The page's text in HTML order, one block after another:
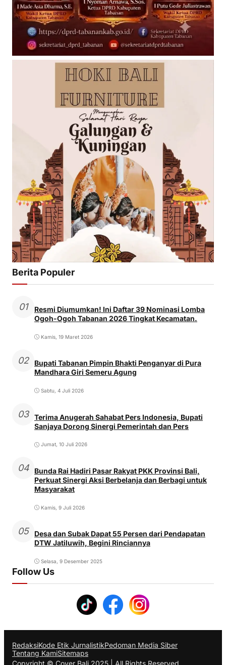
Berita Populer
01
Resmi Diumumkan! Ini Daftar 39 Nominasi Lomba
Ogoh-Ogoh Tabanan 2026 Tingkat Kecamatan.
Kamis, 19 Maret 2026
02
Bupati Tabanan Pimpin Bhakti Penganyar di Pura
Mandhara Giri Semeru Agung
Sabtu, 4 Juli 2026
03
Terima Anugerah Sahabat Pers Indonesia, Bupati
Sanjaya Dorong Sinergi Pemerintah dan Pers
Jumat, 10 Juli 2026
04
Bunda Rai Hadiri Pasar Rakyat PKK Provinsi Bali,
Perkuat Sinergi Aksi Berbelanja dan Berbagi untuk
Masyarakat
Kamis, 9 Juli 2026
05
Desa dan Subak Dapat 55 Persen dari Pendapatan
DTW Jatiluwih, Begini Rinciannya
Selasa, 9 Desember 2025
Follow Us
RedaksiKode Etik JurnalistikPedoman Media Siber
Tentang KamiSitemaps
Copyright © Cover Bali 2025 | All Rights Reserved.